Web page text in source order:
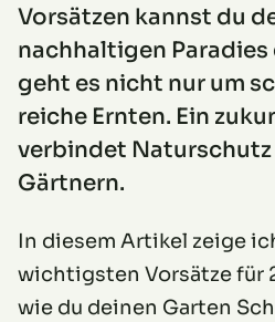
Vorsätzen kannst du
nachhaltigen
geht es nicht nur um
reiche Ernten. Ein
verbindet Naturschutz
Gärtnern.
In diesem Artikel zeige
wichtigsten Vorsätze für
wie du deinen Garten